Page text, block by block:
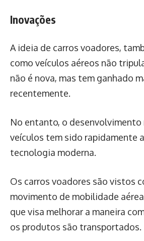
Inovações
A ideia de carros voadores,
como veículos aéreos não
não é nova, mas tem ganhado
recentemente.
No entanto, o desenvolvimento
veículos tem sido rapidamente
tecnologia moderna.
Os carros voadores são vistos
movimento de mobilidade
que visa melhorar a maneira
os produtos são transportados.